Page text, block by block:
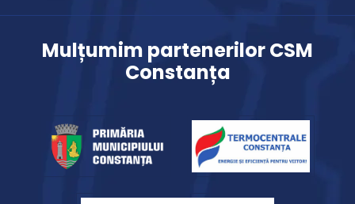
Mulțumim partenerilor CSM
Constanța